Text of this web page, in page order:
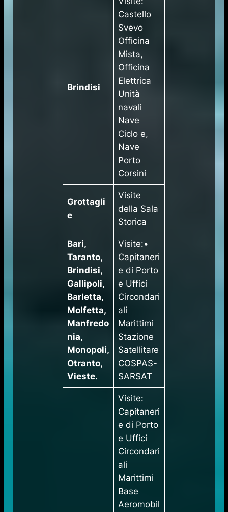
Brindisi
Castello
Svevo
Officina
Mista,
Officina
Elettrica
Unità
navali
Nave
Ciclo e,
Nave
Porto
Corsini
Grottagli
e
Visite
della Sala
Storica
Bari,
Taranto,
Brindisi,
Gallipoli,
Barletta,
Molfetta,
Manfredo
nia,
Monopoli,
Otranto,
Vieste.
Visite:•
Capitaneri
e di Porto
e Uffici
Circondari
ali
Marittimi
Stazione
Satellitare
COSPAS-
SARSAT
​Visite:
Capitaneri
e di Porto
e Uffici
Circondari
ali
Marittimi
Base
Aeromobil